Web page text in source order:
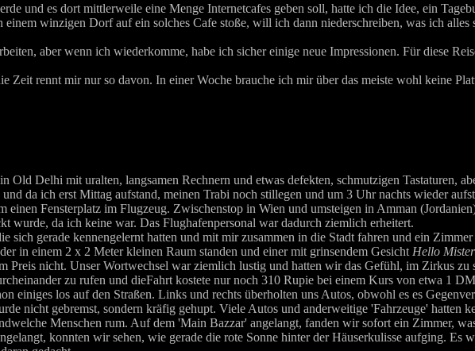
und es dort mittlerweile eine Menge Internetcafes geben soll, hatte ich die Idee, ein
winzigen Dorf auf ein solches Cafe stoße, will ich dann niederschreiben, was ich alles
aber wenn ich wiederkomme, habe ich sicher einige neue Impressionen. Für diese
rennt mir nur so davon. In einer Woche brauche ich mir über das meiste wohl keine
Delhi mit uralten, langsamen Rechnern und etwas defekten, schmutzigen Tastaturen,
da ich erst Mittag aufstand, meinen Trabi noch stillegen und um 3 Uhr nachts wieder
Fensterplatz im Flugzeug. Zwischenstop in Wien und umsteigen in Amman
wurde, da ich keine war. Das Flughafenpersonal war dadurch ziemlich erheitert.
sich gerade kennengelernt hatten und mit mir zusammen in die Stadt fahren und ein
in einem 2 x 2 Meter kleinen Raum standen und einer mit grinsendem Gesicht Hello Mister
nicht. Unser Wortwechsel war ziemlich lustig und hatten wir das Gefühl, im Zirkus zu
zu rufen und dieFahrt kostete nur noch 310 Rupie bei einem Kurs von etwa 1
einiges los auf den Straßen. Links und rechts überholten uns Autos, obwohl es es
nicht gebremst, sondern kräfig gehupt. Viele Autos und anderweitige 'Fahrzeuge' hatten
Menschen rum. Auf dem 'Main Bazzar' angelangt, fanden wir sofort ein Zimmer,
konnten wir sehen, wie gerade die rote Sonne hinter der Häuserkulisse aufging. Es